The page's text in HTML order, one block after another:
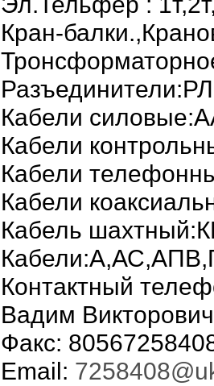
Кран-
Кабели
Кабели
Кабели
Кабели
Кабель
Контактный
Вадим Викторович
Факс:
Email: